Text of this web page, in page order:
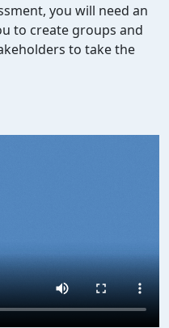
you will need an
to create groups and
to take the